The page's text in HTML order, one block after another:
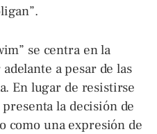
se centra en la
a pesar de las
En lugar de resistirse
la decisión de
como una expresión de